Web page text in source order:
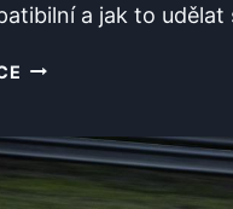
a jak to udělat
CO
DVA
OLEJE